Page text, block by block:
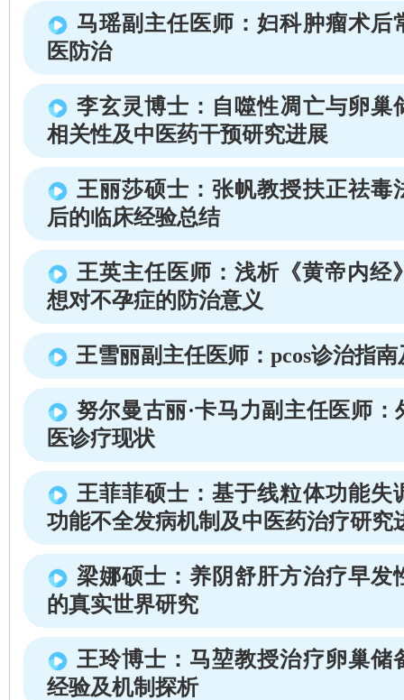
马瑶副主任医师：妇科肿瘤术后
医防治
李玄灵博士：自噬性凋亡与卵巢
相关性及中医药干预研究进展
王丽莎硕士：张帆教授扶正祛毒
后的临床经验总结
王英主任医师：浅析《黄帝内经
想对不孕症的防治意义
王雪丽副主任医师：pcos诊治指
努尔曼古丽·卡马力副主任医师：
医诊疗现状
王菲菲硕士：基于线粒体功能失
功能不全发病机制及中医药治疗研究
梁娜硕士：养阴舒肝方治疗早发
的真实世界研究
王玲博士：马堃教授治疗卵巢储
经验及机制探析